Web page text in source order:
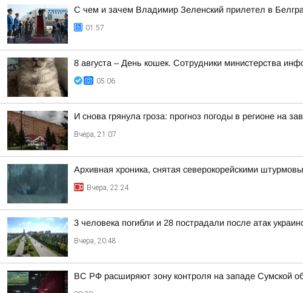
С чем и зачем Владимир Зеленский прилетел в
01:57
8 августа – День кошек. Сотрудники министерства
05:06
И снова грянула гроза: прогноз погоды в регионе на
Вчера, 21:07
Архивная хроника, снятая северокорейскими
Вчера, 22:24
3 человека погибли и 28 пострадали после атак
Вчера, 20:48
ВС РФ расширяют зону контроля на западе Сумской